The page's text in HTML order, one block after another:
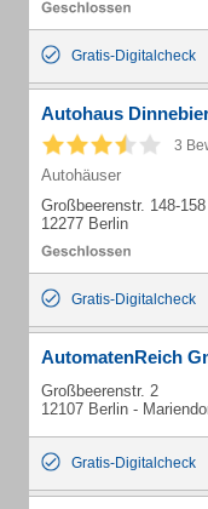
Gratis-Digitalcheck
Autohaus
3
Autohäuser
Großbeerenstr. 148-158
12277 Berlin
Gratis-Digitalcheck
AutomatenReich
Großbeerenstr. 2
12107 Berlin -
Gratis-Digitalcheck